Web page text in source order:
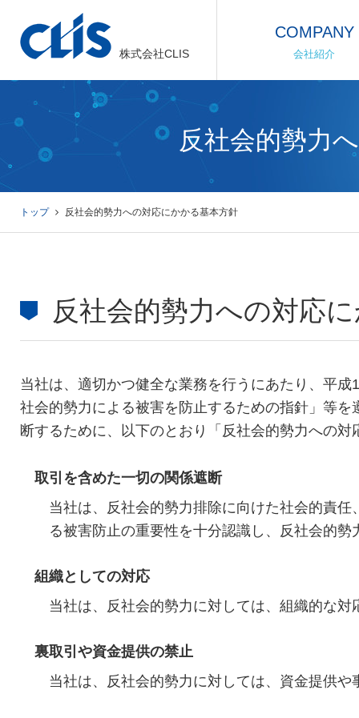
株式会社CLIS
COMPANY
会社紹介
反社会的勢力
トップ 反社会的勢力への対応にかかる基本方針
反社会的勢力への対応
当社は、適切かつ健全な業務を行うにあたり、平
社会的勢力による被害を防止するための指針」等
断するために、以下のとおり「反社会的勢力への
取引を含めた一切の関係遮断
当社は、反社会的勢力排除に向けた社会的責
る被害防止の重要性を十分認識し、反社会的
組織としての対応
当社は、反社会的勢力に対しては、組織的な
裏取引や資金提供の禁止
当社は、反社会的勢力に対しては、資金提供